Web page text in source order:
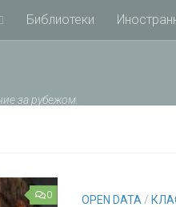
Библиотеки
за рубежом.
0 OPEN DATA /